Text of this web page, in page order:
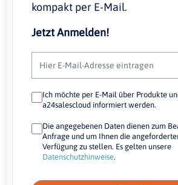
kompakt per E-Mail.
Jetzt Anmelden!
Ich möchte per E-Mail über Produkte
a24salescloud informiert werden.
Die angegebenen Daten dienen zum
Anfrage und um Ihnen die
Verfügung zu stellen. Es gelten unsere
Datenschutzhinweise.